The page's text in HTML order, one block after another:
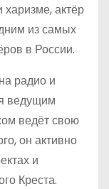
харизме, актёр
из самых
в России.
радио и
ведущим
ведёт свою
он активно
и
Креста.